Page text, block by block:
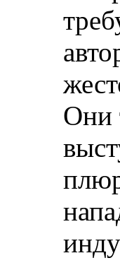
Они